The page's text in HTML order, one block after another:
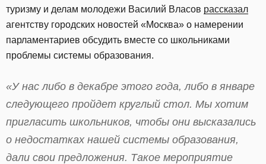
туризму и делам молодежи Василий Власов рассказал
агентству городских новостей «Москва» о намерении
парламентариев обсудить вместе со школьниками
проблемы системы образования.
«У нас либо в декабре этого года, либо в январе
следующего пройдет круглый стол. Мы хотим
пригласить школьников, чтобы они высказались
о недостатках нашей системы образования,
дали свои предложения. Такое мероприятие